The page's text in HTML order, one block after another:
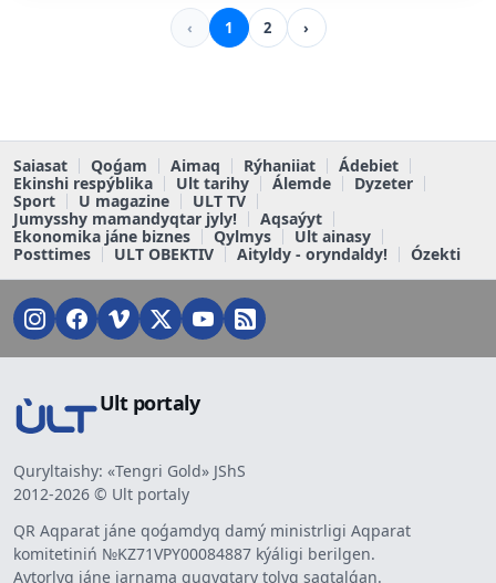
‹ 1 2 ›
Saiasat Qoǵam Aimaq Rýhaniiat
Ádebiet
Ekinshi respýblika
Ult tarihy Álemde
Dyzeter
Sport
U magazine
ULT TV
Jumysshy mamandyqtar jyly!
Aqsaýyt
Ekonomika jáne biznes
Qylmys
Ult ainasy
Posttimes
ULT OBEKTIV Aityldy - oryndaldy! Ózekti
Ult portaly
Quryltaishy: «Tengri Gold» JShS
2012-2026 © Ult portaly
QR Aqparat jáne qoǵamdyq damý ministrligi Aqparat
komitetiniń №KZ71VPY00084887 kýáligi berilgen.
Avtorlyq jáne jarnama quqyqtary tolyq saqtalǵan.